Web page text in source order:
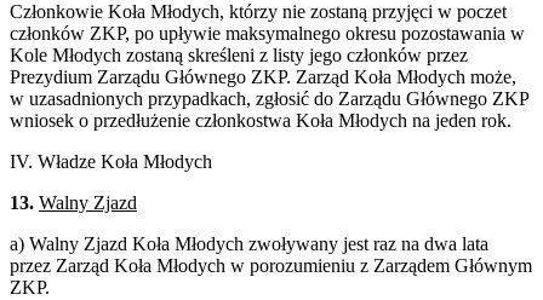
Członkowie Koła Młodych, którzy nie zostaną przyjęci w poczet
członków ZKP, po upływie maksymalnego okresu pozostawania w
Kole Młodych zostaną skreśleni z listy jego członków przez
Prezydium Zarządu Głównego ZKP. Zarząd Koła Młodych może,
w uzasadnionych przypadkach, zgłosić do Zarządu Głównego ZKP
wniosek o przedłużenie członkostwa Koła Młodych na jeden rok.
IV. Władze Koła Młodych
13. Walny Zjazd
a) Walny Zjazd Koła Młodych zwoływany jest raz na dwa lata
przez Zarząd Koła Młodych w porozumieniu z Zarządem Głównym
ZKP.